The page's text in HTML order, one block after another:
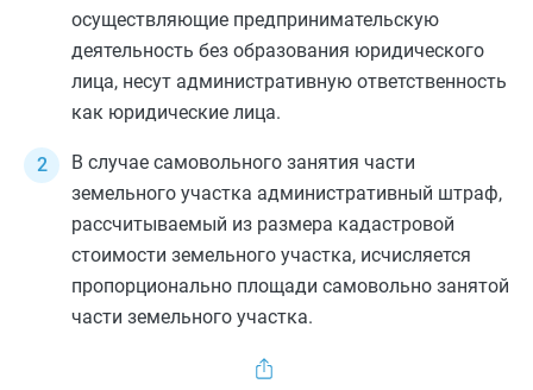
осуществляющие предпринимательскую
деятельность без образования юридического
лица, несут административную ответственность
как юридические лица.
В случае самовольного занятия части
земельного участка административный штраф,
рассчитываемый из размера кадастровой
стоимости земельного участка, исчисляется
пропорционально площади самовольно занятой
части земельного участка.